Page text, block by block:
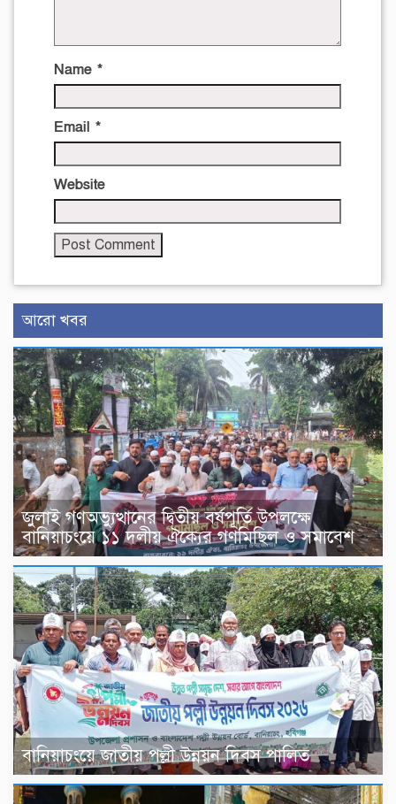
Name *
Email *
Website
আরো খবর
জুলাই গণঅভ্যুত্থানের দ্বিতীয় বর্ষপূর্তি উপলক্ষে
বানিয়াচংয়ে ১১ দলীয় ঐক্যের গণমিছিল ও সমাবেশ
বানিয়াচংয়ে জাতীয় পল্লী উন্নয়ন দিবস পালিত